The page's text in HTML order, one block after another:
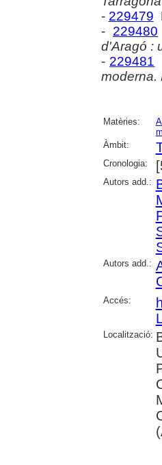
- 229479
- 229480
d'Aragó :
- 229481
moderna.
Matèries:
Àmbit:
Cronologia:
Autors add.:
Autors add.:
Accés:
Localització: